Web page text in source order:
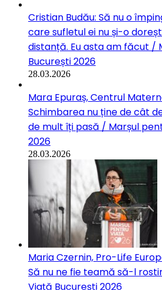
Cristian Budău: Să nu o
care sufletul ei nu și-o
distanță. Eu asta am făcut /
București 2026
28.03.2026
Mara Epuraș, Centrul
Schimbarea nu ține de cât
de mult îți pasă / Marșul
2026
28.03.2026
Maria Czernin, Pro-Life
Să nu ne fie teamă să-l
Viață București 2026